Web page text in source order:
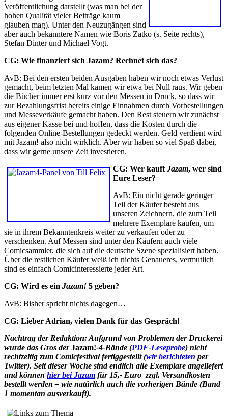
Veröffentlichung darstellt (was man bei der
hohen Qualität vieler Beiträge kaum
glauben mag). Unter den Neuzugängen sind
aber auch bekanntere Namen wie Boris Zatko (s. Seite rechts),
Stefan Dinter und Michael Vogt.
CG: Wie finanziert sich Jazam? Rechnet sich das?
AvB: Bei den ersten beiden Ausgaben haben wir noch etwas Verlust
gemacht, beim letzten Mal kamen wir etwa bei Null raus. Wir geben
die Bücher immer erst kurz vor den Messen in Druck, so dass wir
zur Bezahlungsfrist bereits einige Einnahmen durch Vorbestellungen
und Messeverkäufe gemacht haben. Den Rest steuern wir zunächst
aus eigener Kasse bei und hoffen, dass die Kosten durch die
folgenden Online-Bestellungen gedeckt werden. Geld verdient wird
mit Jazam! also nicht wirklich. Aber wir haben so viel Spaß dabei,
dass wir gerne unsere Zeit investieren.
CG: Wer kauft Jazam, wer sind
Eure Leser?
AvB: Ein nicht gerade geringer
Teil der Käufer besteht aus
unseren Zeichnern, die zum Teil
mehrere Exemplare kaufen, um
sie in ihrem Bekanntenkreis weiter zu verkaufen oder zu
verschenken. Auf Messen sind unter den Käufern auch viele
Comicsammler, die sich auf die deutsche Szene spezialisiert haben.
Über die restlichen Käufer weiß ich nichts Genaueres, vermutlich
sind es einfach Comicinteressierte jeder Art.
CG: Wird es ein Jazam! 5 geben?
AvB: Bisher spricht nichts dagegen…
CG: Lieber Adrian, vielen Dank für das Gespräch!
Nachtrag der Redaktion: Aufgrund von Problemen der Druckerei
wurde das Gros derJazam!-4-Bände (PDF-Leseprobe) nicht
rechtzeitig zum Comicfestival fertiggestellt (wir berichteten per
Twitter). Seit dieser Woche sind endlich alle Exemplare angeliefert
und können hier bei Jazam für 15,- Euro zzgl. Versandkosten
bestellt werden – wie natürlich auch die vorherigen Bände (Band
1 momentan ausverkauft).